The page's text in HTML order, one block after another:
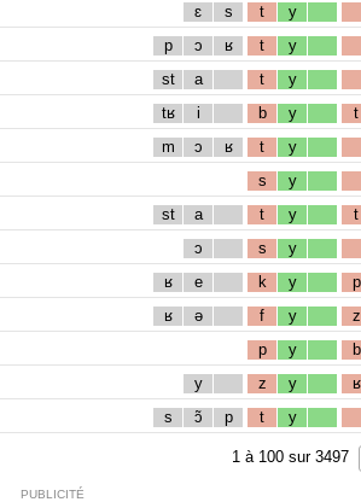
ɛ s t y
p ɔ ʁ t y
st a t y
tʁ i b y t
m ɔ ʁ t y
s y
st a t y t
ɔ s y
ʁ e k y p
ʁ ə f y z
p y b
y z y ʁ
s ɔ̃ p t y
1 à 100 sur 3497
PUBLICITÉ